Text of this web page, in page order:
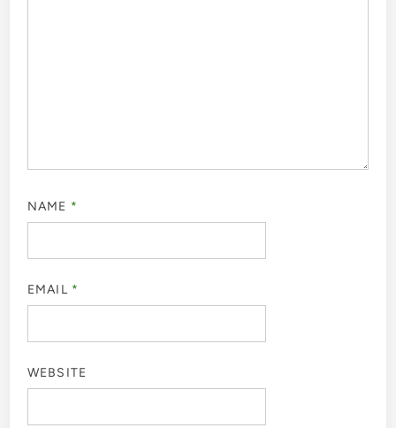
NAME *
EMAIL *
WEBSITE